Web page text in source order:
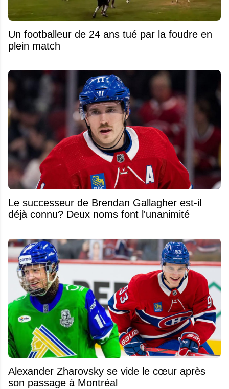
Un footballeur de 24 ans tué par la foudre en
plein match
Le successeur de Brendan Gallagher est-il
déjà connu? Deux noms font l'unanimité
Alexander Zharovsky se vide le cœur après
son passage à Montréal